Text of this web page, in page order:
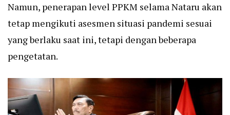
Namun, penerapan level PPKM selama Nataru akan
tetap mengikuti asesmen situasi pandemi sesuai
yang berlaku saat ini, tetapi dengan beberapa
pengetatan.